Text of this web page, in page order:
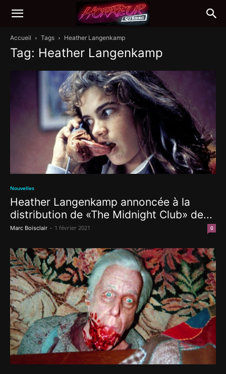
Accueil Tags Heather Langenkamp
Tag: Heather Langenkamp
Nouvelles
Heather Langenkamp annoncée à la
distribution de «The Midnight Club» de...
Marc Boisclair - 1 février 2021 0